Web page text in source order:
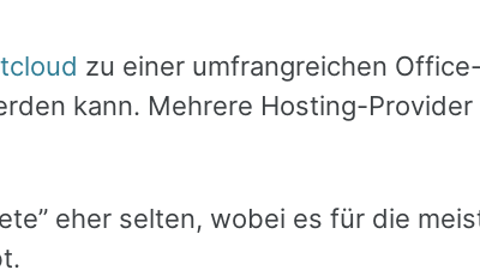
zu einer umfrangreichen
kann. Mehrere Hosting-
eher selten, wobei es für die